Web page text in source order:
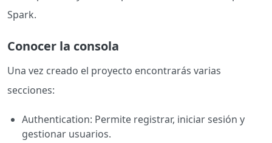
Spark.
Conocer la consola
Una vez creado el proyecto encontrarás varias
secciones:
Authentication: Permite registrar, iniciar sesión y
gestionar usuarios.